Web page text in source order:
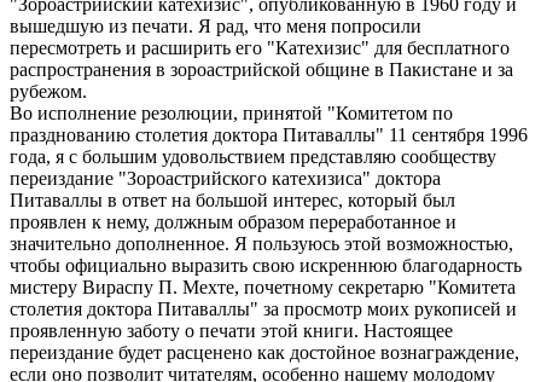
вышедшую из печати. Я рад, что меня попросили
пересмотреть и расширить его "Катехизис" для бесплатного
распространения в зороастрийской общине в Пакистане и за
рубежом.
Во исполнение резолюции, принятой "Комитетом по
празднованию столетия доктора Питаваллы" 11 сентября 1996
года, я с большим удовольствием представляю сообществу
переиздание "Зороастрийского катехизиса" доктора
Питаваллы в ответ на большой интерес, который был
проявлен к нему, должным образом переработанное и
значительно дополненное. Я пользуюсь этой возможностью,
чтобы официально выразить свою искреннюю благодарность
мистеру Вираспу П. Мехте, почетному секретарю "Комитета
столетия доктора Питаваллы" за просмотр моих рукописей и
проявленную заботу о печати этой книги. Настоящее
переиздание будет расценено как достойное вознаграждение,
если оно позволит читателям, особенно нашему молодому